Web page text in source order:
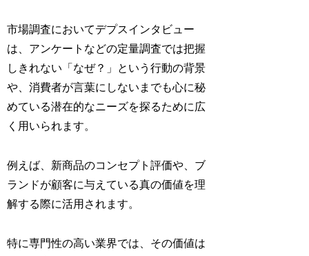
市場調査においてデプスインタビュー
は、アンケートなどの定量調査では把握
しきれない「なぜ？」という行動の背景
や、消費者が言葉にしないまでも心に秘
めている潜在的なニーズを探るために広
く用いられます。
例えば、新商品のコンセプト評価や、ブ
ランドが顧客に与えている真の価値を理
解する際に活用されます。
特に専門性の高い業界では、その価値は